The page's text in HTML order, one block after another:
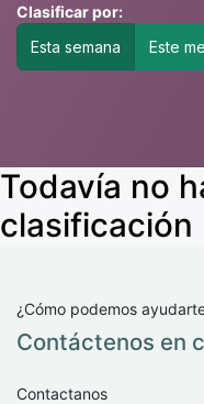
Clasificar por:
Esta semana
Este
Todavía no
clasificación
¿Cómo podemos
Contáctenos en
Contactanos